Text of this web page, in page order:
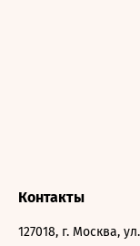
Контакты
127018, г. Москва,